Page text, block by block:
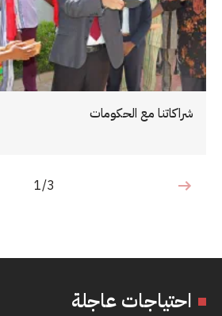
شراكاتنا مع الحكومات
1 من 3
1/3
احتياجات عاجلة